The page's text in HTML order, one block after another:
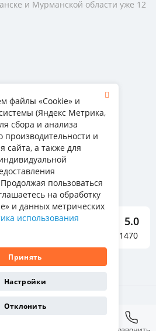
и Мурманской области уже 12
Вопрос-ответ
Обмен и возврат
Гарантия
5.0
Отзывы о нас 1470
мебель», 2011-2026
файлы «Cookie» и
(Яндекс Метрика,
сбора и анализа
и
сайта, а также для
пользоваться
на обработку
и данных метрических
использования
Принять
Настройки
Отклонить